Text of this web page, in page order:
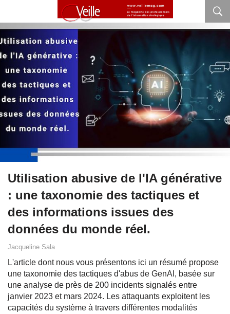
Utilisation abusive de l'IA générative
: une taxonomie des tactiques et
des informations issues des
données du monde réel.
Jacqueline Sala
L'article dont nous vous présentons ici un résumé propose
une taxonomie des tactiques d'abus de GenAI, basée sur
une analyse de près de 200 incidents signalés entre
janvier 2023 et mars 2024. Les attaquants exploitent les
capacités du système à travers différentes modalités